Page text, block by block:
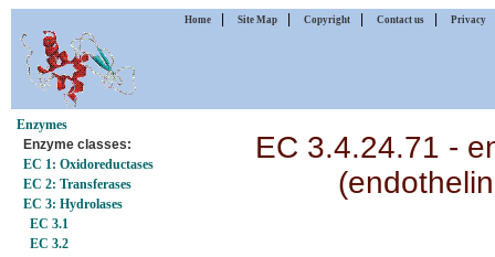
Home Site Map Copyright Contact us Privacy
Enzymes
Enzyme classes:
EC 1: Oxidoreductases
EC 2: Transferases
EC 3: Hydrolases
EC 3.1
EC 3.2
EC 3.4.24.71 -